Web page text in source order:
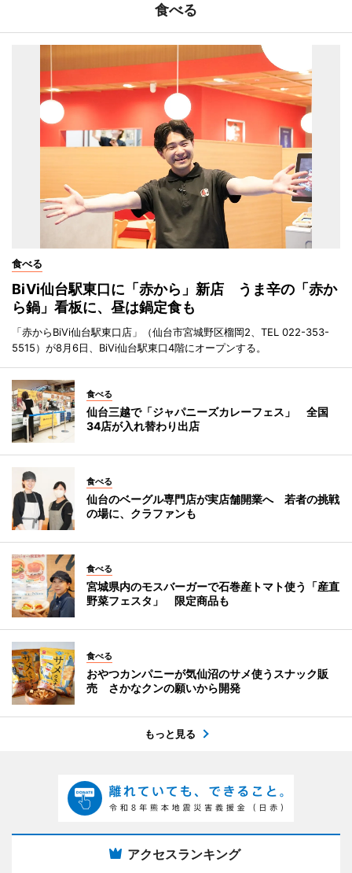
食べる
食べる
BiVi仙台駅東口に「赤から」新店 うま辛の「赤か
ら鍋」看板に、昼は鍋定食も
「赤からBiVi仙台駅東口店」（仙台市宮城野区榴岡2、TEL 022-353-
5515）が8月6日、BiVi仙台駅東口4階にオープンする。
食べる
仙台三越で「ジャパニーズカレーフェス」 全国
34店が入れ替わり出店
食べる
仙台のベーグル専門店が実店舗開業へ 若者の挑戦
の場に、クラファンも
食べる
宮城県内のモスバーガーで石巻産トマト使う「産直
野菜フェスタ」 限定商品も
食べる
おやつカンパニーが気仙沼のサメ使うスナック販
売 さかなクンの願いから開発
もっと見る
アクセスランキング